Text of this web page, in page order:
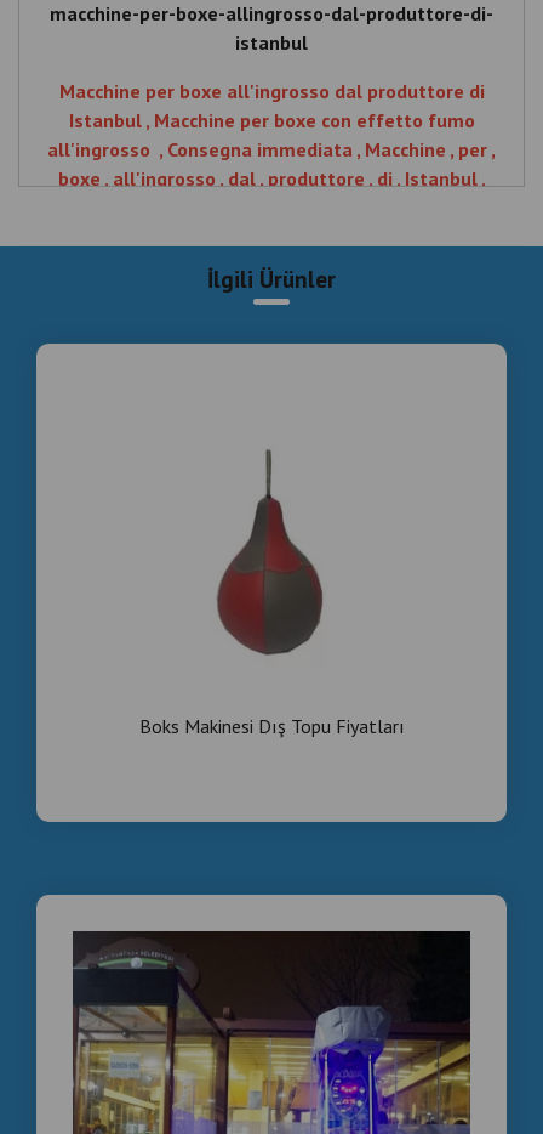
macchine-per-boxe-allingrosso-dal-produttore-di-
istanbul
Macchine per boxe all'ingrosso dal produttore di
Istanbul , Macchine per boxe con effetto fumo
all'ingrosso , Consegna immediata , Macchine , per ,
boxe , all'ingrosso , dal , produttore , di , Istanbul ,
İlgili Ürünler
Boks Makinesi Dış Topu Fiyatları